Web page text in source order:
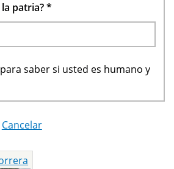
patria?*
saber si usted es humano y
Cancelar